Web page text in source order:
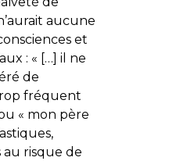
aucune
et
: « […] il ne
de
fréquent
« mon père
risque de